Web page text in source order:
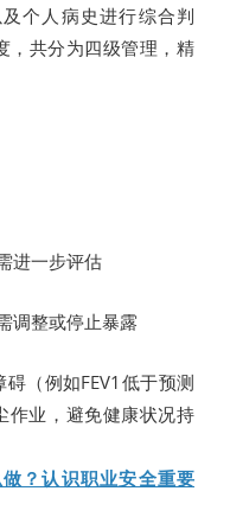
个人病史进行综合判
，共分为四级管理，精
进一步评估
调整或停止暴露
（例如FEV1低于预测
作业，避免健康状况持
？认识职业安全重要